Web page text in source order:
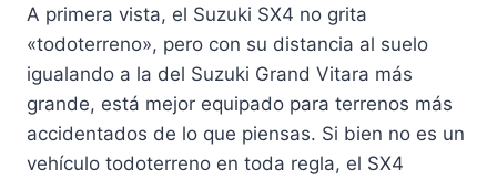
A primera vista, el Suzuki SX4 no grita
«todoterreno», pero con su distancia al suelo
igualando a la del Suzuki Grand Vitara más
grande, está mejor equipado para terrenos más
accidentados de lo que piensas. Si bien no es un
vehículo todoterreno en toda regla, el SX4